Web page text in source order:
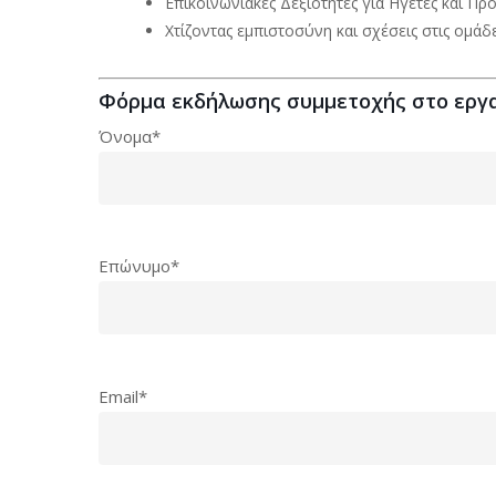
Χτίζοντας εμπιστοσύνη και σχέσεις στις
Φόρμα εκδήλωσης συμμετοχής στο
Όνομα*
Επώνυμο*
Email*